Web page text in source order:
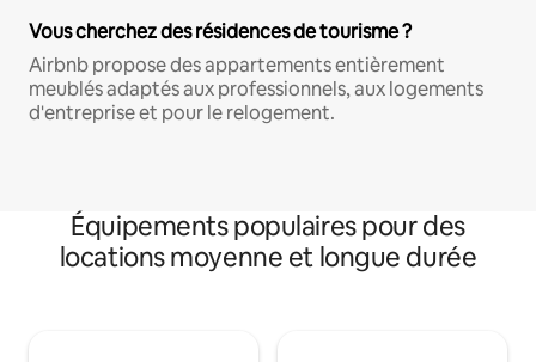
Vous cherchez des résidences de tourisme ?
Airbnb propose des appartements entièrement
meublés adaptés aux professionnels, aux logements
d'entreprise et pour le relogement.
Équipements populaires pour des
locations moyenne et longue durée